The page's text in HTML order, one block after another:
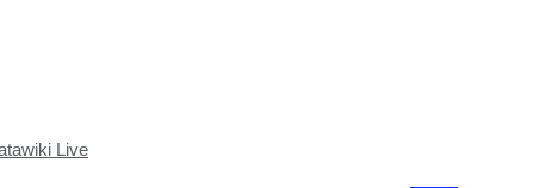
Live